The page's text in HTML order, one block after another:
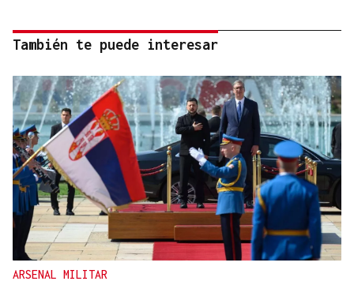
También te puede interesar
ARSENAL MILITAR